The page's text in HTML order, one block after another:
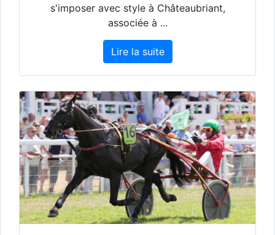
s'imposer avec style à Châteaubriant,
associée à ...
Lire la suite